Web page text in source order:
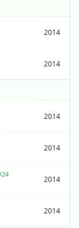
2014
2014
2014
2014
2014
2014